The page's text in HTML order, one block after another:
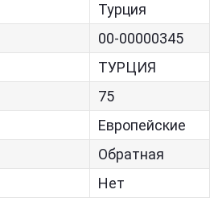
Турция
00-00000345
ТУРЦИЯ
75
Европейские
Обратная
Нет